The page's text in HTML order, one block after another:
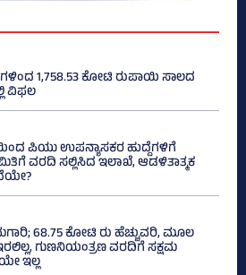
1,758.53 ಕೋಟಿ ರುಪಾಯಿ ಸಾಲದ
ವಿಫಲ
ಪಿಯು ಉಪನ್ಯಾಸಕರ ಹುದ್ದೆಗಳಿಗೆ
ವರದಿ ಸಲ್ಲಿಸಿದ ಇಲಾಖೆ, ಆಡಳಿತಾತ್ಮಕ
68.75 ಕೋಟಿ ರು ಹೆಚ್ಚುವರಿ, ಮೂಲ
ಗುಣನಿಯಂತ್ರಣ ವರದಿಗೆ ಸಕ್ಷಮ
ಇಲ್ಲ